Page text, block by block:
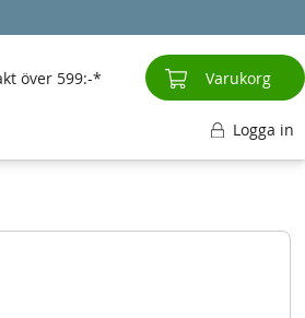
över 599:- Varukorg
Logga in